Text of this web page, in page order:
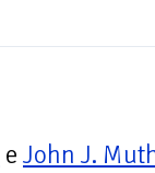
e John J.